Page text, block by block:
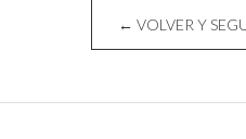
← VOLVER Y